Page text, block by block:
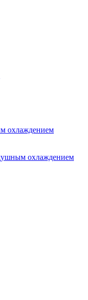
охлаждением
охлаждением